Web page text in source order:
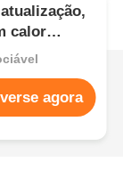
calor
agora